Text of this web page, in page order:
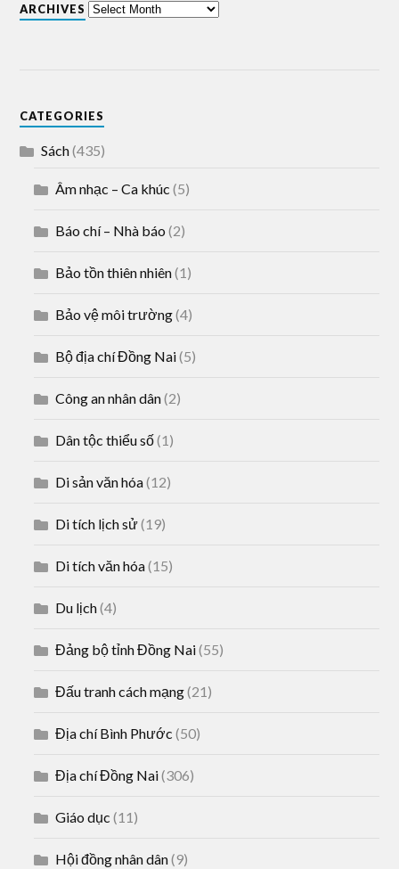
ARCHIVES
CATEGORIES
Sách(435)
Âm nhạc – Ca khúc (5)
Báo chí – Nhà báo (2)
Bảo tồn thiên nhiên(1)
Bảo vệ môi trường(4)
Bộ địa chí Đồng Nai(5)
Công an nhân dân(2)
Dân tộc thiểu số(1)
Di sản văn hóa(12)
Di tích lịch sử(19)
Di tích văn hóa(15)
Du lịch(4)
Đảng bộ tỉnh Đồng Nai(55)
Đấu tranh cách mạng(21)
Địa chí Bình Phước (50)
Địa chí Đồng Nai(306)
Giáo dục (11)
Hội đồng nhân dân(9)